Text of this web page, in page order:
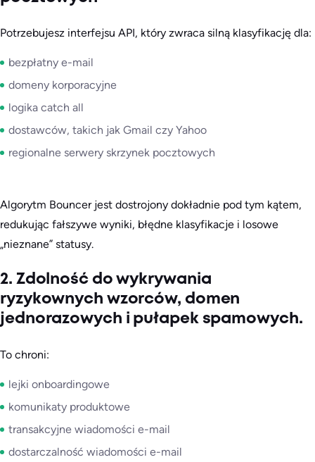
Potrzebujesz interfejsu API, który zwraca silną klasyfikację dla:
bezpłatny e-mail
domeny korporacyjne
logika catch all
dostawców, takich jak Gmail czy Yahoo
regionalne serwery skrzynek pocztowych
Algorytm Bouncer jest dostrojony dokładnie pod tym kątem,
redukując fałszywe wyniki, błędne klasyfikacje i losowe
„nieznane” statusy.
2. Zdolność do wykrywania
ryzykownych wzorców, domen
jednorazowych i pułapek spamowych.
To chroni:
lejki onboardingowe
komunikaty produktowe
transakcyjne wiadomości e-mail
dostarczalność wiadomości e-mail